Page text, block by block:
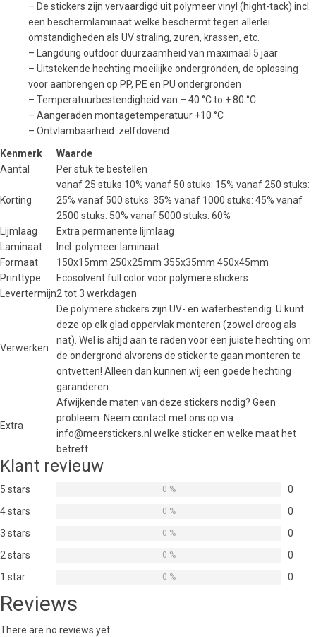
– De stickers zijn vervaardigd uit polymeer vinyl (hight-tack) incl.
een beschermlaminaat welke beschermt tegen allerlei
omstandigheden als UV straling, zuren, krassen, etc.
– Langdurig outdoor duurzaamheid van maximaal 5 jaar
– Uitstekende hechting moeilijke ondergronden, de oplossing
voor aanbrengen op PP, PE en PU ondergronden
– Temperatuurbestendigheid van – 40 °C to + 80 °C
– Aangeraden montagetemperatuur +10 °C
– Ontvlambaarheid: zelfdovend
Kenmerk
Waarde
Aantal
Per stuk te bestellen
Korting
vanaf 25 stuks:10% vanaf 50 stuks: 15% vanaf 250 stuks:
25% vanaf 500 stuks: 35% vanaf 1000 stuks: 45% vanaf
2500 stuks: 50% vanaf 5000 stuks: 60%
Lijmlaag
Extra permanente lijmlaag
Laminaat
Incl. polymeer laminaat
Formaat
150x15mm 250x25mm 355x35mm 450x45mm
Printtype
Ecosolvent full color voor polymere stickers
Levertermijn2 tot 3 werkdagen
Verwerken
De polymere stickers zijn UV- en waterbestendig. U kunt
deze op elk glad oppervlak monteren (zowel droog als
nat). Wel is altijd aan te raden voor een juiste hechting om
de ondergrond alvorens de sticker te gaan monteren te
ontvetten! Alleen dan kunnen wij een goede hechting
garanderen.
Extra
Afwijkende maten van deze stickers nodig? Geen
probleem. Neem contact met ons op via
info@meerstickers.nl welke sticker en welke maat het
betreft.
Klant revieuw
5 stars 0
0 %
4 stars 0
0 %
3 stars 0
0 %
2 stars 0
0 %
1 star 0
0 %
Reviews
There are no reviews yet.